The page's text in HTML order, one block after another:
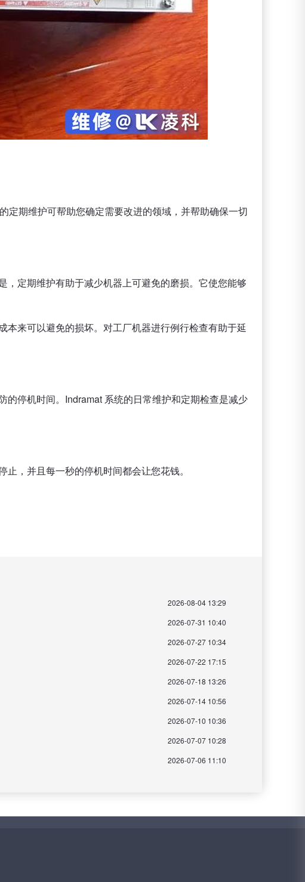
定期维护可帮助您确定需要改进的领域，并帮助确保一切
定期维护有助于减少机器上可避免的磨损。它使您能够
来可以避免的损坏。对工厂机器进行例​​行检查有助于延
停机时间。Indramat 系统的日常维护和定期检查是减少
，并且每一秒的停机时间都会让您花钱。
2026-08-04 13:29
2026-07-31 10:40
2026-07-27 10:34
2026-07-22 17:15
2026-07-18 13:26
2026-07-14 10:56
2026-07-10 10:36
2026-07-07 10:28
2026-07-06 11:10